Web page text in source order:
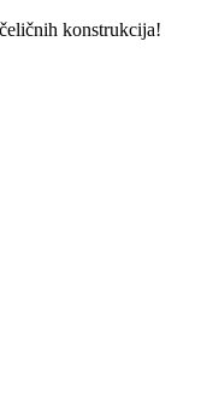
konstrukcija!